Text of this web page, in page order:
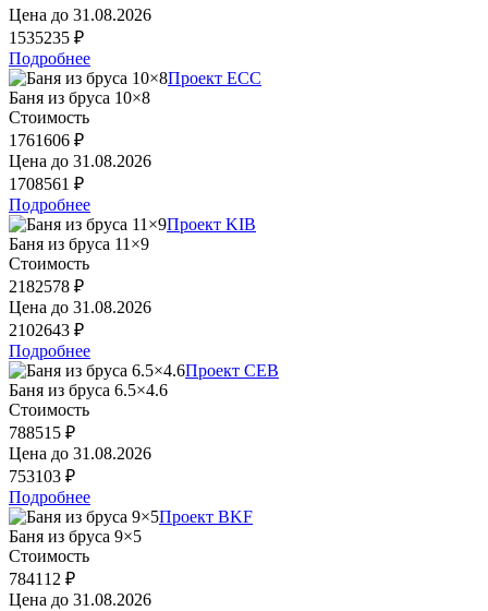
Цена до 31.08.2026
1535235 ₽
Подробнее
Проект ECC
Баня из бруса 10×8
Стоимость
1761606 ₽
Цена до 31.08.2026
1708561 ₽
Подробнее
Проект KIB
Баня из бруса 11×9
Стоимость
2182578 ₽
Цена до 31.08.2026
2102643 ₽
Подробнее
Проект CEB
Баня из бруса 6.5×4.6
Стоимость
788515 ₽
Цена до 31.08.2026
753103 ₽
Подробнее
Проект BKF
Баня из бруса 9×5
Стоимость
784112 ₽
Цена до 31.08.2026